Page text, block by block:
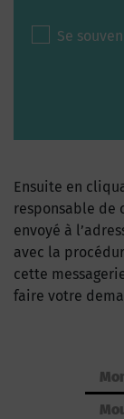
Se
Ensuite en
responsable de
envoyé à
avec la
cette
faire votre